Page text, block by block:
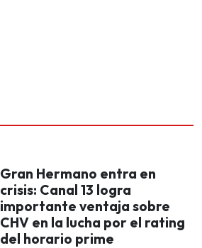
Gran Hermano entra en
crisis: Canal 13 logra
importante ventaja sobre
CHV en la lucha por el rating
del horario prime